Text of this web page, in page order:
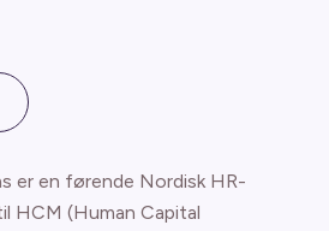
er en førende Nordisk HR-
HCM (Human Capital